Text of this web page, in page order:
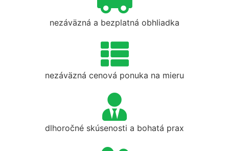
nezáväzná a bezplatná obhliadka
nezáväzná cenová ponuka na mieru
dlhoročné skúsenosti a bohatá prax